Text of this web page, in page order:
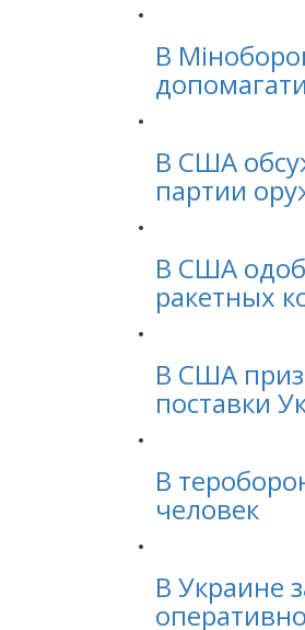
В
В США
партии
В США
ракетных
В США
поставки
В
человек
В Украине